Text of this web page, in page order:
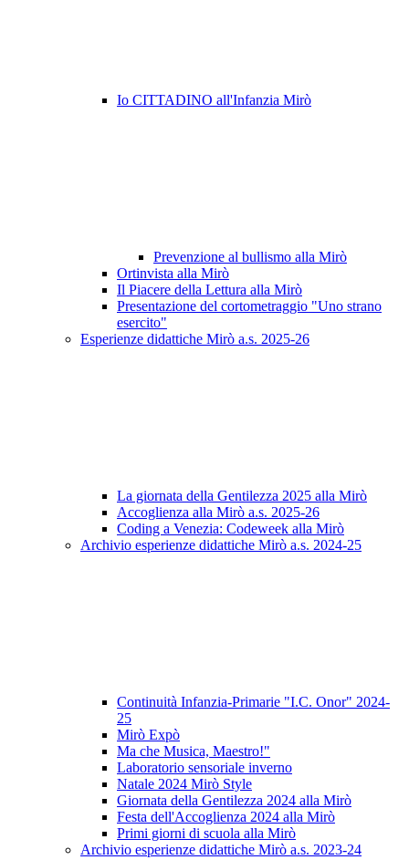
Io CITTADINO all'Infanzia Mirò
Prevenzione al bullismo alla Mirò
Ortinvista alla Mirò
Il Piacere della Lettura alla Mirò
Presentazione del cortometraggio "Uno strano
esercito"
Esperienze didattiche Mirò a.s. 2025-26
La giornata della Gentilezza 2025 alla Mirò
Accoglienza alla Mirò a.s. 2025-26
Coding a Venezia: Codeweek alla Mirò
Archivio esperienze didattiche Mirò a.s. 2024-25
Continuità Infanzia-Primarie "I.C. Onor" 2024-
25
Mirò Expò
Ma che Musica, Maestro!"
Laboratorio sensoriale inverno
Natale 2024 Mirò Style
Giornata della Gentilezza 2024 alla Mirò
Festa dell'Accoglienza 2024 alla Mirò
Primi giorni di scuola alla Mirò
Archivio esperienze didattiche Mirò a.s. 2023-24